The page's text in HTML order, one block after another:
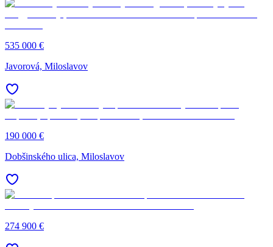
535 000 €
Javorová, Miloslavov
190 000 €
Dobšinského ulica, Miloslavov
274 900 €